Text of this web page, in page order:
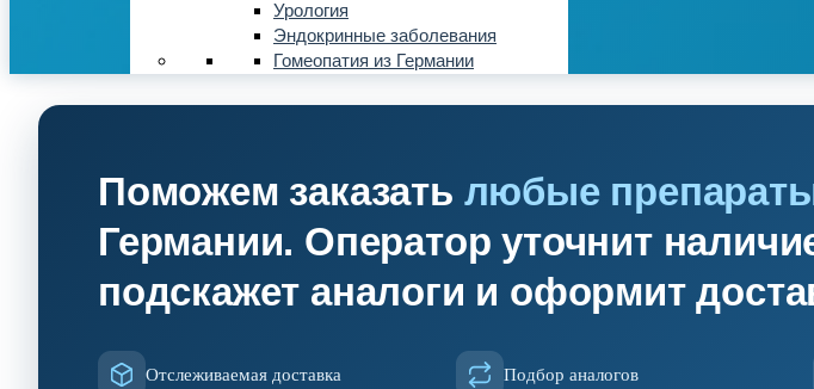
Урология
Эндокринные заболевания
Гомеопатия из Германии
Поможем заказать любые
Германии. Оператор уточнит
подскажет аналоги и оформит
Отслеживаемая доставка Подбор аналогов